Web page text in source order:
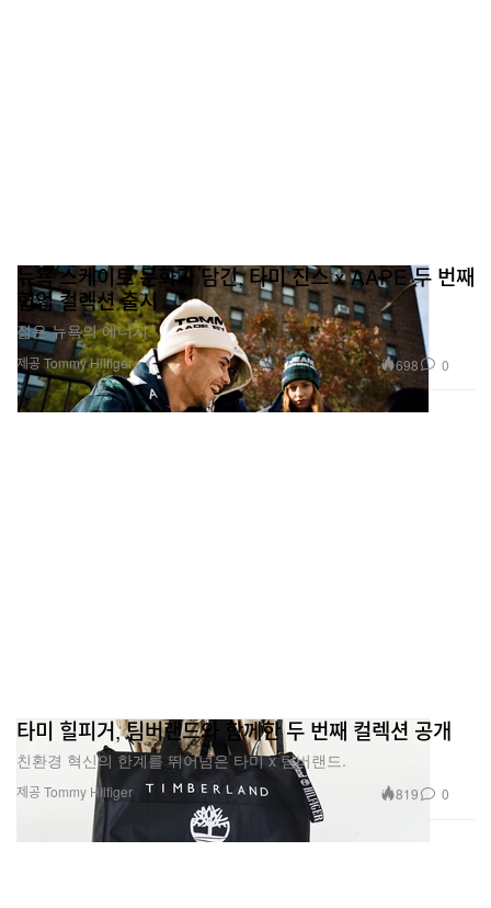
뉴욕 스케이트 문화가 담긴, 타미 진스 x AAPE 두 번째
협업 컬렉션 출시
젊은 뉴욕의 에너지.
제공 Tommy Hilfiger 698 0
타미 힐피거, 팀버랜드와 함께한 두 번째 컬렉션 공개
친환경 혁신의 한계를 뛰어넘은 타미 x 팀버랜드.
제공 Tommy Hilfiger 819 0